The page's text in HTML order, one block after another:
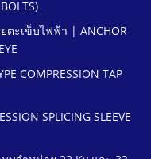
ตะเข็บไฟฟ้า | ANCHOR
COMPRESSION TAP
SPLICING SLEEVE